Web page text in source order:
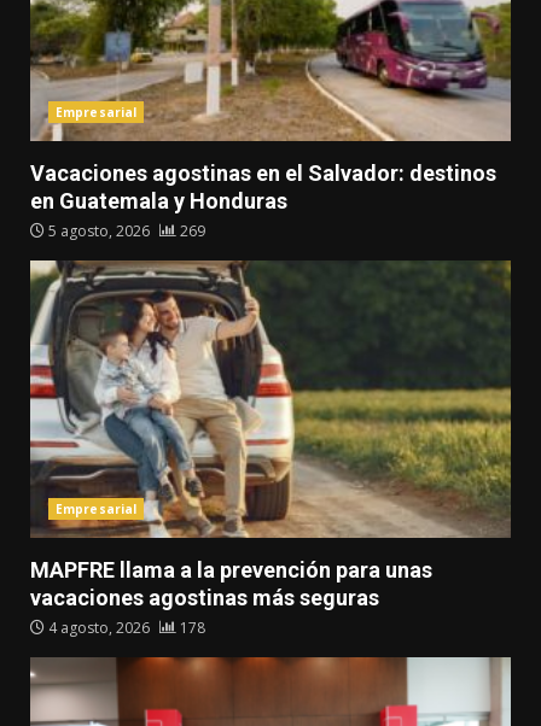
Empresarial
Vacaciones agostinas en el Salvador: destinos
en Guatemala y Honduras
5 agosto, 2026 269
Empresarial
MAPFRE llama a la prevención para unas
vacaciones agostinas más seguras
4 agosto, 2026 178